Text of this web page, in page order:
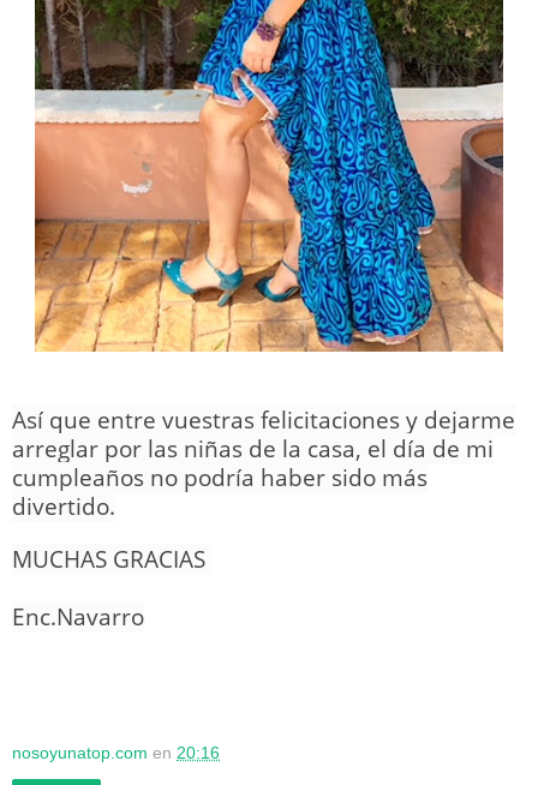
Así que entre vuestras felicitaciones y dejarme
arreglar por las niñas de la casa, el día de mi
cumpleaños no podría haber sido más
divertido.
MUCHAS GRACIAS
Enc.Navarro
nosoyunatop.com en 20:16